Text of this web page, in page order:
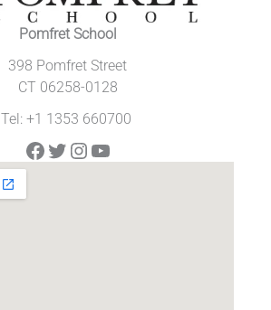
Pomfret School
398 Pomfret Street
CT 06258-0128
Tel: +1 1353 660700
Facebook
Twitter
Instagram
YouTube